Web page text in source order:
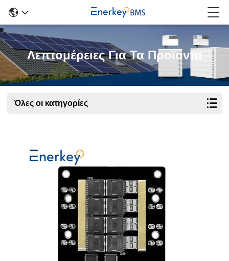
Λεπτομέρειες Για Τα Προϊόντα
Όλες οι κατηγορίες